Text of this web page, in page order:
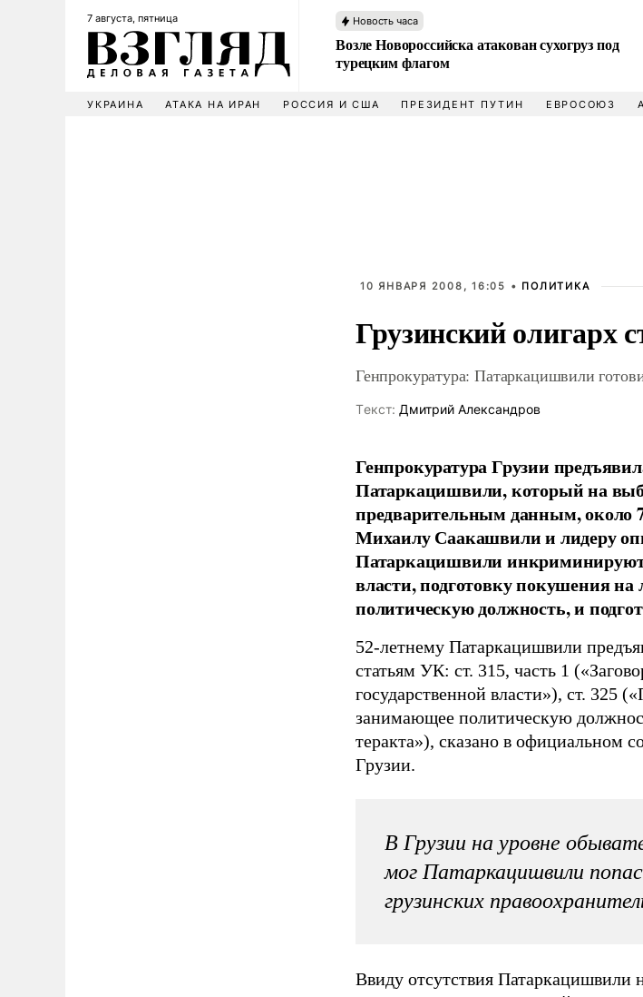
7 августа, пятница Новость часа
Возле Новороссийска атакован сухогруз под
турецким флагом
УКРАИНА АТАКА НА ИРАН РОССИЯ И США ПРЕЗИДЕНТ ПУТИН ЕВРОСОЮЗ
10 ЯНВАРЯ 2008, 16:05 • ПОЛИТИКА
Грузинский олигарх
Генпрокуратура: Патаркацишвили
Tекст: Дмитрий Александров
Генпрокуратура Грузии
Патаркацишвили, который на
предварительным данным, около
Михаилу Саакашвили и лидеру
Патаркацишвили инкриминируют
власти, подготовку покушения
политическую должность, и
52-летнему Патаркацишвили
статьям УК: ст. 315, часть 1
государственной власти»), ст. 325
занимающее политическую
теракта»), сказано в официальном
Грузии.
В Грузии на уровне
мог Патаркацишвили
грузинских
Ввиду отсутствия Патаркацишвили